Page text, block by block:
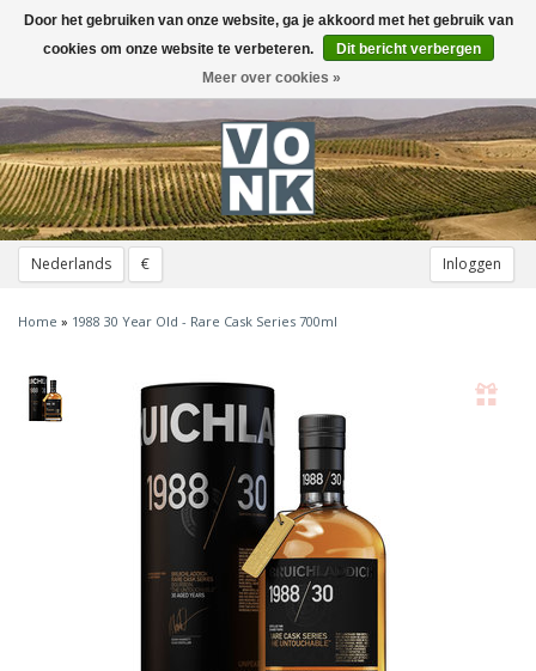
Nederlands € Inloggen
Toggle
navigation
Home » 1988 30 Year Old - Rare Cask Series 700ml
Door het gebruiken van onze website, ga je akkoord met het gebruik van
cookies om onze website te verbeteren.
Dit bericht verbergen
Meer over cookies »